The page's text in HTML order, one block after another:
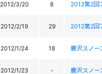
2012/3/20 8 2012第2回
2012/2/19 29 2012第2回
2012/1/24 18 鹿沢スノ
2012/1/23 - 鹿沢スノ